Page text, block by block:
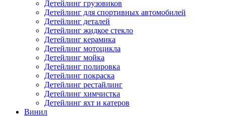
Детейлинг грузовиков
Детейлинг для спортивных автомобилей
Детейлинг деталей
Детейлинг жидкое стекло
Детейлинг керамика
Детейлинг мотоцикла
Детейлинг мойка
Детейлинг полировка
Детейлинг покраска
Детейлинг рестайлинг
Детейлинг химчистка
Детейлинг яхт и катеров
Винил